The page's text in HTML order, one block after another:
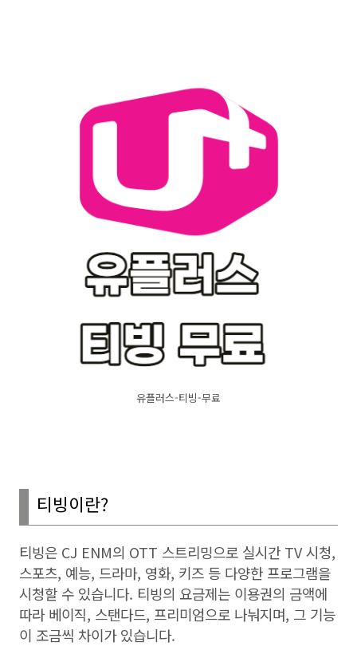
유플러스-티빙-무료
티빙이란?
티빙은 CJ ENM의 OTT 스트리밍으로 실시간 TV시청,
스포츠, 예능, 드라마, 영화, 키즈 등 다양한 프로그램을
시청할 수 있습니다. 티빙의 요금제는 이용권의 금액에
따라 베이직, 스탠다드, 프리미엄으로 나눠지며, 그 기능
이 조금씩 차이가 있습니다.